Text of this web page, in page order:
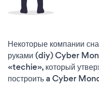
Некоторые компании
руками (diy) Cyber
«techie», который
построить a Cyber